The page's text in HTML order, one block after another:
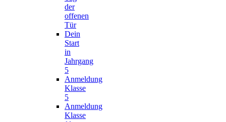
der
offenen
Tür
Dein
Start
in
Jahrgang
5
Anmeldung
Klasse
5
Anmeldung
Klasse